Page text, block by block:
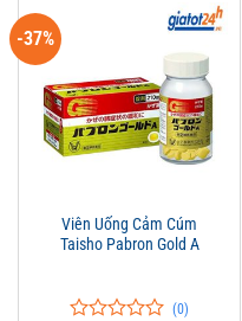
-37%
Viên Uống Cảm Cúm
Taisho Pabron Gold A
(0)